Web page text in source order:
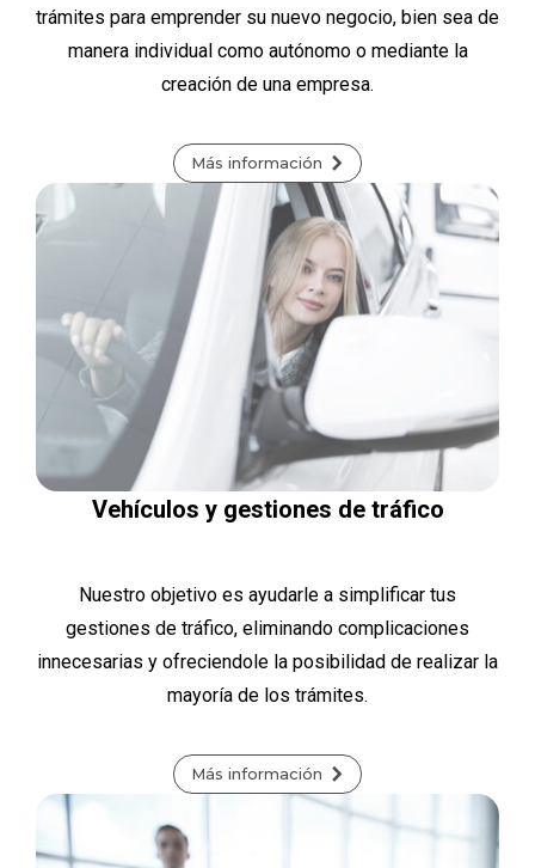
trámites para emprender su nuevo negocio, bien sea de
manera individual como autónomo o mediante la
creación de una empresa.
Más información
Vehículos y gestiones de tráfico
Nuestro objetivo es ayudarle a simplificar tus
gestiones de tráfico, eliminando complicaciones
innecesarias y ofreciendole la posibilidad de realizar la
mayoría de los trámites.
Más información